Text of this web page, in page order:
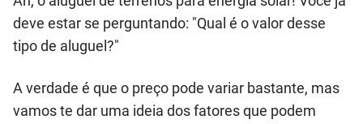
deve estar se perguntando: "Qual é o valor desse
tipo de aluguel?"
A verdade é que o preço pode variar bastante, mas
vamos te dar uma ideia dos fatores que podem